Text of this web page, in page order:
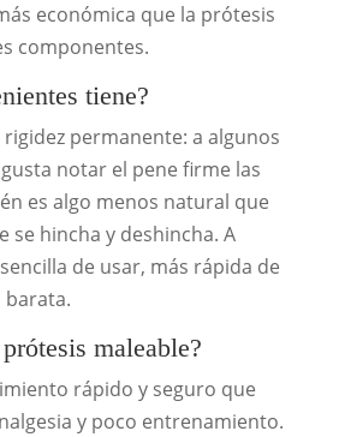
económica que la prótesis
componentes.
tiene?
rigidez permanente: a algunos
notar el pene firme las
es algo menos natural que
se hincha y deshincha. A
de usar, más rápida de
barata.
maleable?
rápido y seguro que
y poco entrenamiento.